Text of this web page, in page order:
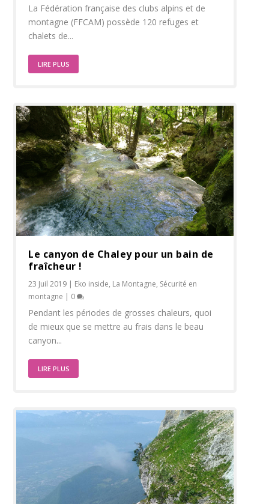
La Fédération française des clubs alpins et de
montagne (FFCAM) possède 120 refuges et
chalets de...
LIRE PLUS
Le canyon de Chaley pour un bain de
fraîcheur !
23 Juil 2019 | Eko inside, La Montagne, Sécurité en
montagne | 0
Pendant les périodes de grosses chaleurs, quoi
de mieux que se mettre au frais dans le beau
canyon...
LIRE PLUS